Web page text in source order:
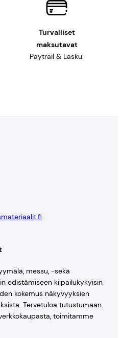
Turvalliset
maksutavat
Paytrail & Lasku.
messu, -sekä
edistämiseen kilpailukykyisin
kokemus näkyvyyksien
Tervetuloa tutustumaan.
toimitamme